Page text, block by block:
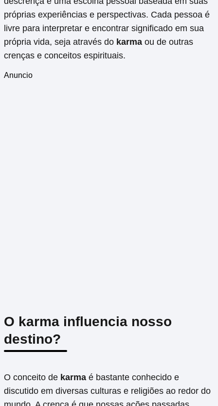
próprias experiências e perspectivas. Cada pessoa é
livre para interpretar e encontrar significado em sua
própria vida, seja através do karma ou de outras
crenças e conceitos espirituais.
Anuncio
O karma influencia nosso
destino?
O conceito de karma é bastante conhecido e
discutido em diversas culturas e religiões ao redor do